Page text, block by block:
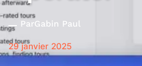
ParGabin Paul
29 janvier 2025